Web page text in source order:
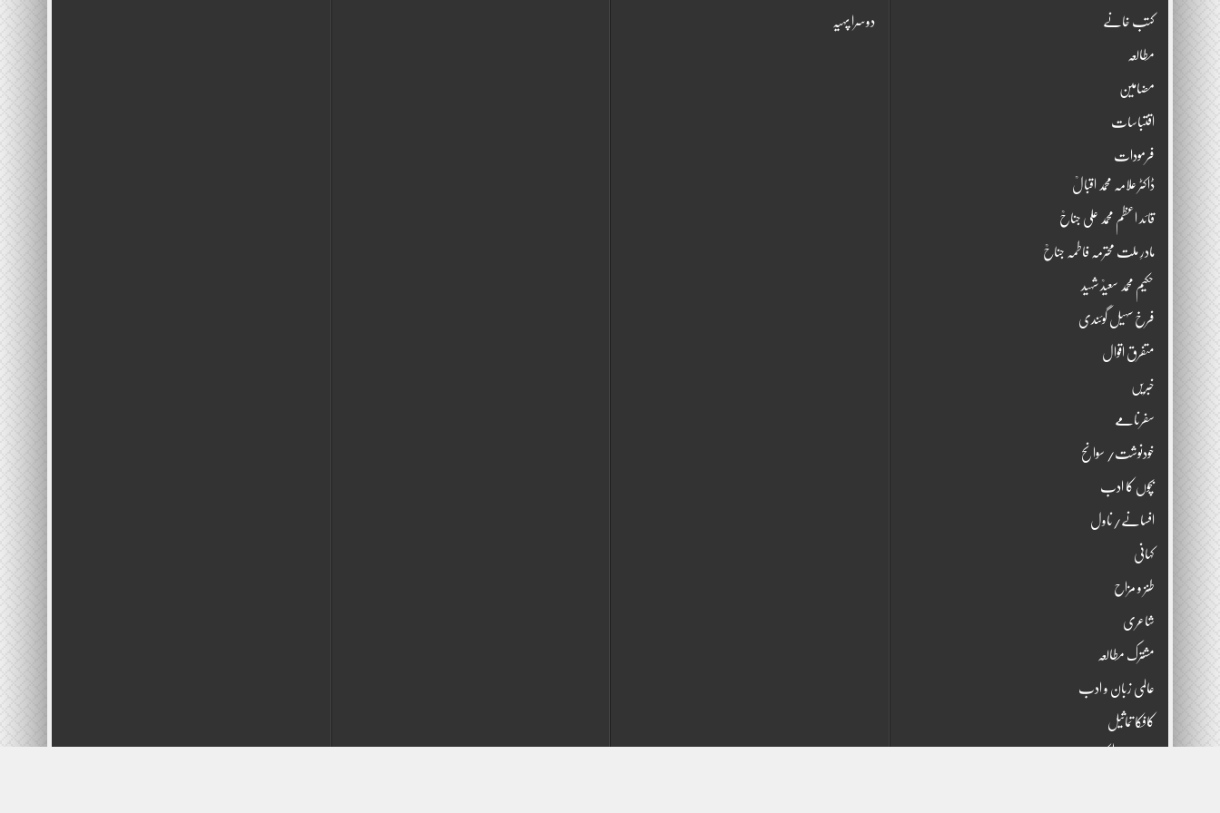
دوسرا پہیہ کتب خانے
مطالعہ
مضامین
اقتباسات
فرمودات
ڈاکٹر علامہ محمد اقبالؒ
قائد اعظم محمد علی جناحؒ
مادرِ ملت محترمہ فاطمہ جناحؒ
حکیم محمد سعیدؒ شہید
فرخ سہیل گوئندی
متفرق اقوال
خبریں
سفرنامے
خودنوشت/ سوانح
بچوں کا ادب
افسانے/ناول
کہانی
طنز و مزاح
شاعری
مشترک مطالعہ
عالمی زبان و ادب
کافکا تماثیل